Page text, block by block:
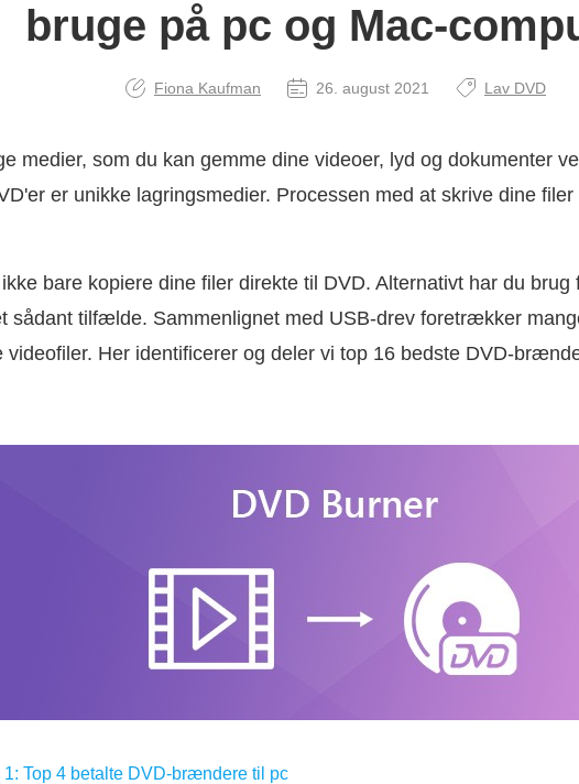
bruge på pc og Mac-
Fiona Kaufman 26. august 2021 Lav DVD
medier, som du kan gemme dine videoer, lyd og dokumenter
er unikke lagringsmedier. Processen med at skrive dine
bare kopiere dine filer direkte til DVD. Alternativt har du brug
sådant tilfælde. Sammenlignet med USB-drev foretrækker
videofiler. Her identificerer og deler vi top 16 bedste DVD-
1: Top 4 betalte DVD-brændere til pc